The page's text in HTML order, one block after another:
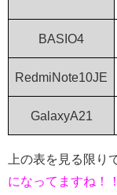
BASIO4
RedmiNote10JE
GalaxyA21
上の表を見る限り
になってますね！！